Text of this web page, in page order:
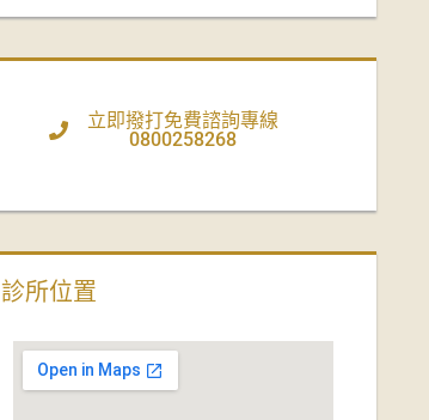
立即撥打免費諮詢專線
0800258268
診所位置